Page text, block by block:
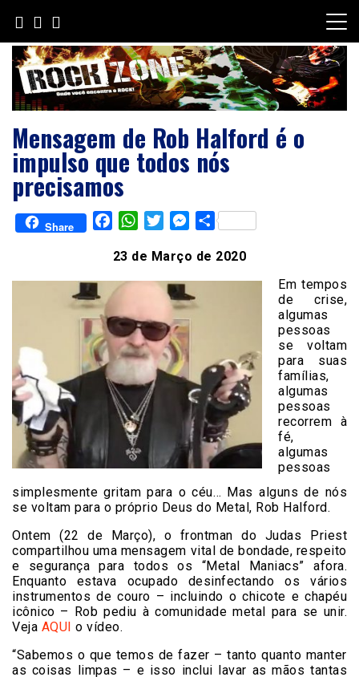
content
Mensagem de Rob Halford é o
impulso que todos nós
precisamos
Share FacebookWhatsAppTwitterMessenger
Share
23 de Março de 2020
Em tempos
de crise,
algumas
pessoas
se voltam
para suas
famílias,
algumas
pessoas
recorrem à
fé,
algumas
pessoas
simplesmente gritam para o céu… Mas alguns de nós
se voltam para o próprio Deus do Metal, Rob Halford.
Ontem (22 de Março), o frontman do Judas Priest
compartilhou uma mensagem vital de bondade, respeito
e segurança para todos os “Metal Maniacs” afora.
Enquanto estava ocupado desinfectando os vários
instrumentos de couro – incluindo o chicote e chapéu
icônico – Rob pediu à comunidade metal para se unir.
Veja AQUI o vídeo.
“Sabemos o que temos de fazer – tanto quanto manter
as coisas limpas – e isso inclui lavar as mãos tantas